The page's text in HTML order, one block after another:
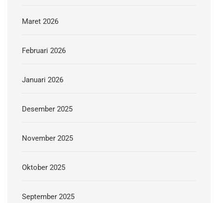
Maret 2026
Februari 2026
Januari 2026
Desember 2025
November 2025
Oktober 2025
September 2025